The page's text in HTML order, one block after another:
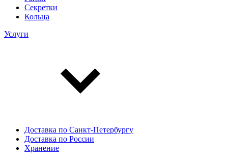
Секретки
Кольца
Услуги
Доставка по Санкт-Петербургу
Доставка по России
Хранение